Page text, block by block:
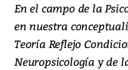
En el campo de la
en nuestra
Teoría Reflejo
Neuropsicología y de